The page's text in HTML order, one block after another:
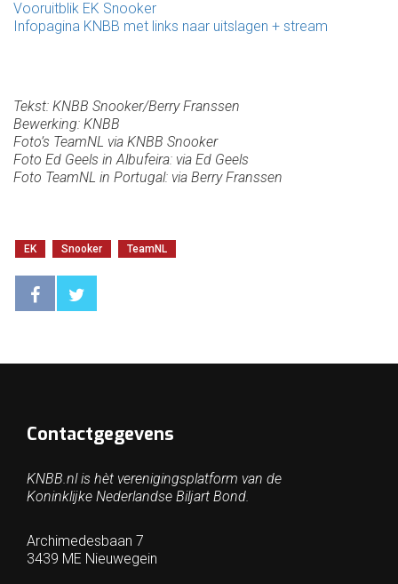
Vooruitblik EK Snooker
Infopagina KNBB met links naar uitslagen + stream
Tekst: KNBB Snooker/Berry Franssen
Bewerking: KNBB
Foto’s TeamNL via KNBB Snooker
Foto Ed Geels in Albufeira: via Ed Geels
Foto TeamNL in Portugal: via Berry Franssen
EK Snooker TeamNL
Contactgegevens
KNBB.nl is hèt verenigingsplatform van de
Koninklijke Nederlandse Biljart Bond.
Archimedesbaan 7
3439 ME Nieuwegein